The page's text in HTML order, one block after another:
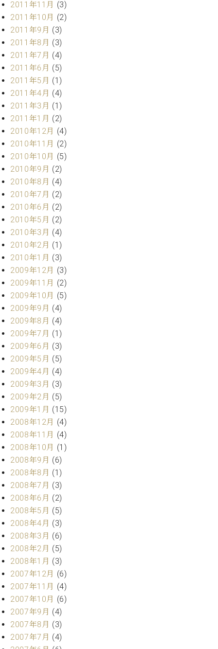
律
師
紹
介
調
料
金
表
お
問
い
わ
せ
尾山調律師のブ
ログ Die
Musikgasse（音
楽の小道）
2011年11月 (3)
2011年10月 (2)
2011年9月 (3)
2011年8月 (3)
2011年7月 (4)
2011年6月 (5)
2011年5月 (1)
2011年4月 (4)
2011年3月 (1)
2011年1月 (2)
2010年12月 (4)
2010年11月 (2)
2010年10月 (5)
2010年9月 (2)
2010年8月 (4)
2010年7月 (2)
2010年6月 (2)
2010年5月 (2)
2010年3月 (4)
2010年2月 (1)
2010年1月 (3)
2009年12月 (3)
2009年11月 (2)
2009年10月 (5)
2009年9月 (4)
2009年8月 (4)
2009年7月 (1)
2009年6月 (3)
2009年5月 (5)
2009年4月 (4)
2009年3月 (3)
2009年2月 (5)
2009年1月 (15)
2008年12月 (4)
2008年11月 (4)
2008年10月 (1)
2008年9月 (6)
2008年8月 (1)
2008年7月 (3)
2008年6月 (2)
2008年5月 (5)
2008年4月 (3)
2008年3月 (6)
2008年2月 (5)
2008年1月 (3)
2007年12月 (6)
2007年11月 (4)
2007年10月 (6)
2007年9月 (4)
2007年8月 (3)
2007年7月 (4)